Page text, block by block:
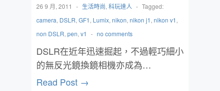
26 9 月, 2011 - 生活時尚, 科玩達人 - Tagged:
camera, DSLR, GF1, Lumix, nikon, nikon j1, nikon v1,
non DSLR, pen, v1 - no comments
DSLR在近年迅速掘起，不過輕巧細小
的無反光鏡換鏡相機亦成為…
Read Post →